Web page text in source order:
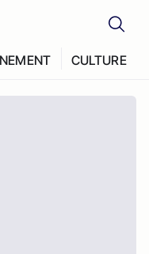
CULTURE